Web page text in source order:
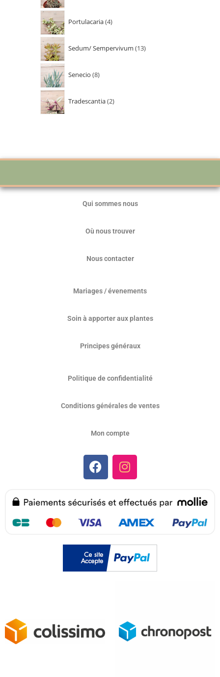
Portulacaria 4
Sedum/ Sempervivum 13
Senecio 8
Tradescantia 2
Qui sommes nous
Où nous trouver
Nous contacter
Mariages / évenements
Soin à apporter aux plantes
Principes généraux
Politique de confidentialité
Conditions générales de ventes
Mon compte